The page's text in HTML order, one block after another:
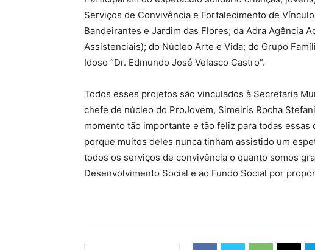
Serviços de Convivência e Fortalecimento de
Bandeirantes e Jardim das Flores; da Adra Agência
Assistenciais); do Núcleo Arte e Vida; do Grupo
Idoso “Dr. Edmundo José Velasco Castro”.
Todos esses projetos são vinculados à Secretaria
chefe de núcleo do ProJovem, Simeiris Rocha
momento tão importante e tão feliz para todas
porque muitos deles nunca tinham assistido um
todos os serviços de convivência o quanto somos
Desenvolvimento Social e ao Fundo Social por